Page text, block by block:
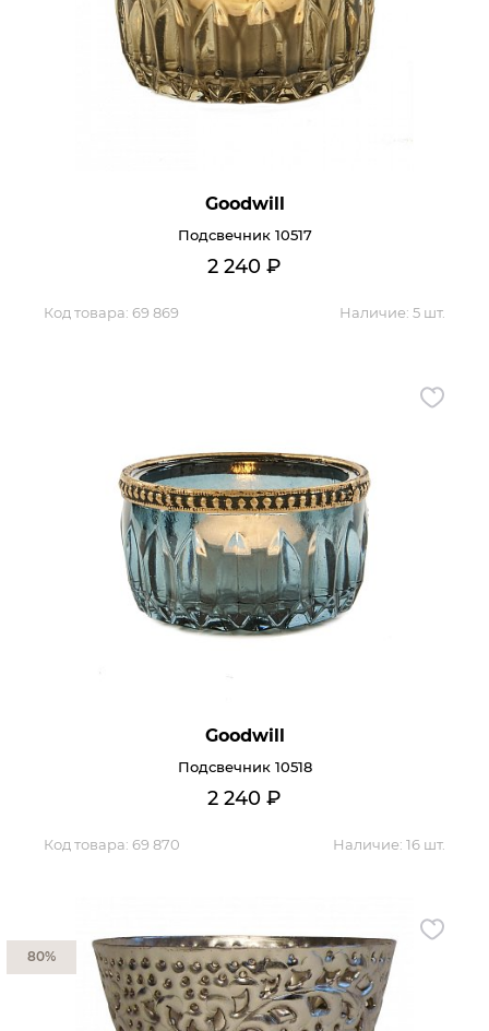
Goodwill
Подсвечник 10517
2 240 ₽
Код товара: 69 869 Наличие: 5 шт.
Goodwill
Подсвечник 10518
2 240 ₽
Код товара: 69 870 Наличие: 16 шт.
80%